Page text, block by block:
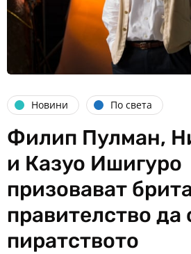
Новини По света
Филип Пулман,
и Казуо Ишигуро
призовават
правителство да
пиратството